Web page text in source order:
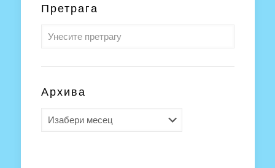
Претрага
Архива